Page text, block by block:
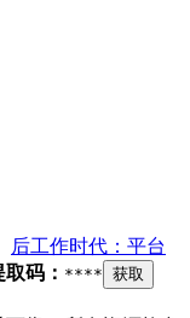
后工作时代：平台
取码： **** 获取